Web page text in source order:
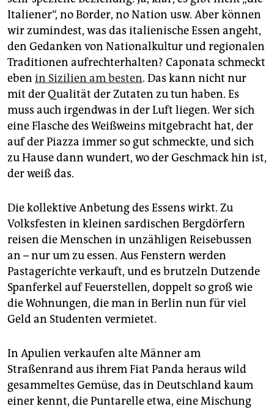
Italiener“, no Border, no Nation usw. Aber können
wir zumindest, was das italienische Essen angeht,
den Gedanken von Nationalkultur und regionalen
Traditionen aufrechterhalten? Caponata schmeckt
eben in Sizilien am besten. Das kann nicht nur
mit der Qualität der Zutaten zu tun haben. Es
muss auch irgendwas in der Luft liegen. Wer sich
eine Flasche des Weißweins mitgebracht hat, der
auf der Piazza immer so gut schmeckte, und sich
zu Hause dann wundert, wo der Geschmack hin ist,
der weiß das.
Die kollektive Anbetung des Essens wirkt. Zu
Volksfesten in kleinen sardischen Bergdörfern
reisen die Menschen in unzähligen Reisebussen
an – nur um zu essen. Aus Fenstern werden
Pastagerichte verkauft, und es brutzeln Dutzende
Spanferkel auf Feuerstellen, doppelt so groß wie
die Wohnungen, die man in Berlin nun für viel
Geld an Studenten vermietet.
In Apulien verkaufen alte Männer am
Straßenrand aus ihrem Fiat Panda heraus wild
gesammeltes Gemüse, das in Deutschland kaum
einer kennt, die Puntarelle etwa, eine Mischung